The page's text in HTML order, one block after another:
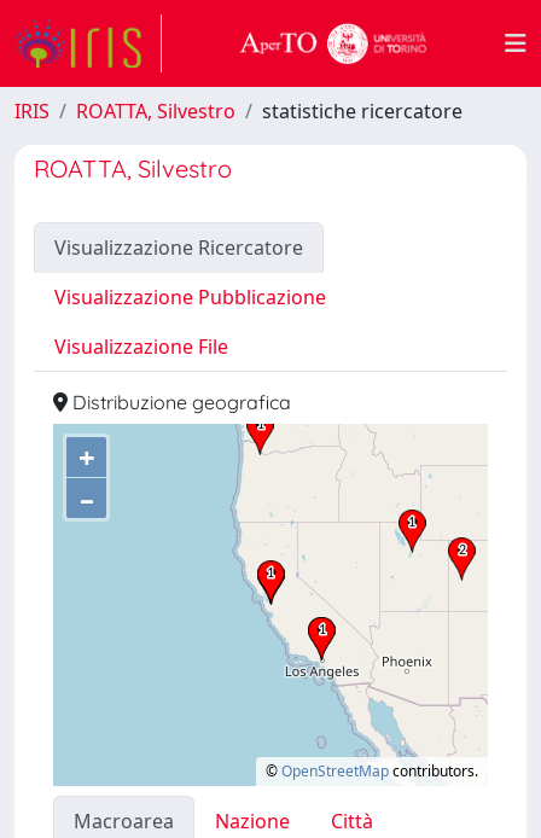
IRIS ROATTA, Silvestro statistiche ricercatore
ROATTA, Silvestro
Visualizzazione Ricercatore
Visualizzazione Pubblicazione
Visualizzazione File
Distribuzione geografica
+
–
©OpenStreetMapcontributors.
Macroarea Nazione
Città